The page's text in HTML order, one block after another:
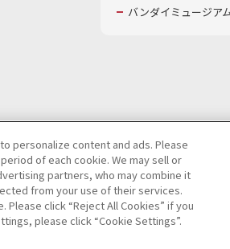
バンダイミュージア
情報等の取り扱いに関する保護方針
マーハラスメントに対する基本的な対応方針
personalize content and ads. Please
of each cookie. We may sell or
partners, who may combine it
from your use of their services.
click “Reject All Cookies” if you
please click “Cookie Settings”.